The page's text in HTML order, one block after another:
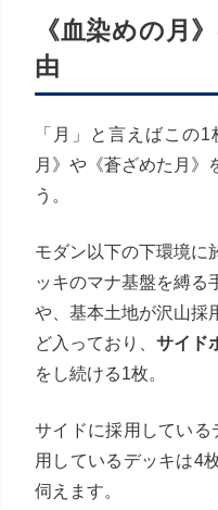
《血染めの月
由
「月」と言えばこの
月》や《蒼ざめた月》
う。
モダン以下の下環境に
ッキのマナ基盤を縛る
や、基本土地が沢山採
ど入っており、 サイド
をし続ける1枚。
サイドに採用してい
用しているデッキは4
伺えます。